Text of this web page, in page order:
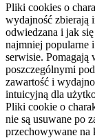
Pliki cookies o
wydajność zbierają
odwiedzana i jak
najmniej popularne
serwisie.
poszczególnymi
zawartość i
intuicyjną dla
Pliki cookie o
nie są usuwane po
przechowywane na